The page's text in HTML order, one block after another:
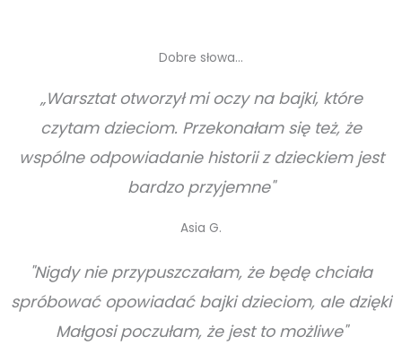
Dobre słowa...
„Warsztat otworzył mi oczy na bajki, które
czytam dzieciom. Przekonałam się też, że
wspólne odpowiadanie historii z dzieckiem jest
bardzo przyjemne"
Asia G.
"Nigdy nie przypuszczałam, że będę chciała
spróbować opowiadać bajki dzieciom, ale dzięki
Małgosi poczułam, że jest to możliwe"